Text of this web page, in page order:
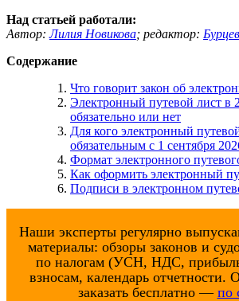
Над статьей работали:
Автор:Лилия Новикова; редактор:
Содержание
Что говорит закон об
Электронный путевой лист в
обязательно или нет
Для кого электронный
обязательным с 1 сентября
Формат электронного
Как оформить электронный
Подписи в электронном
Наши эксперты регулярно
материалы: обзоры законов и
по налогам (УСН, НДС,
взносам, календарь отчетности.
заказать бесплатно — по